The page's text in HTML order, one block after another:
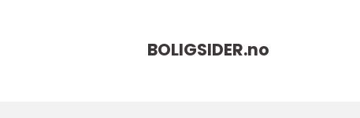
BOLIGSIDER.no